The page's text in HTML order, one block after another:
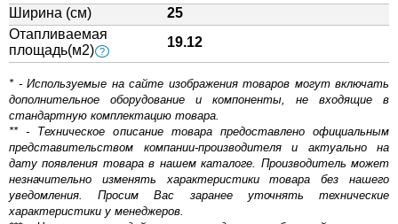
Ширина (см)
25
Отапливаемая
площадь(м2) ?
19.12
* - Используемые на сайте изображения товаров могут включать
дополнительное оборудование и компоненты, не входящие в
стандартную комплектацию товара.
** - Техническое описание товара предоставлено официальным
представительством компании-производителя и актуально на
дату появления товара в нашем каталоге. Производитель может
незначительно изменять характеристики товара без нашего
уведомления. Просим Вас заранее уточнять технические
характеристики у менеджеров.